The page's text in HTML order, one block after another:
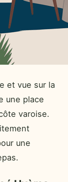
et vue sur la
une place
varoise.
une